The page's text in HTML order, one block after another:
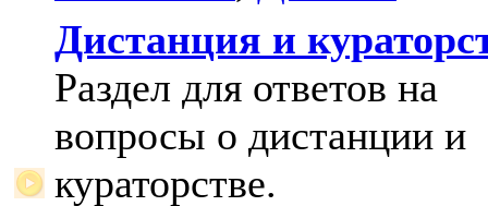
Дистанция и
Раздел для ответов на
вопросы о дистанции и
кураторстве.